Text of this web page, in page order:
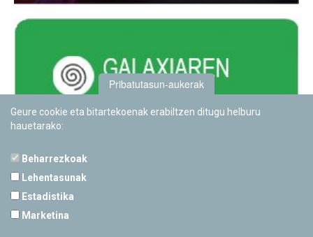
Pribatutasun-aukerak
Geure cookie eta bitartekoenak erabiltzen ditugu helburu
hauetarako:
Beharrezkoak
Lehentasunak
Estadistika
Marketina